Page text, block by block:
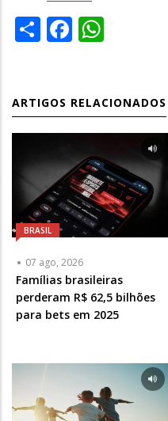
ShareFacebook
ARTIGOS RELACIONADOS
BRASIL
07 ago, 2026
Famílias brasileiras
perderam R$ 62,5 bilhões
para bets em 2025